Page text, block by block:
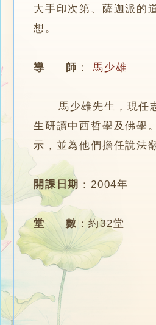
大手印次第、薩迦派的
想。
導 師 ： 馬少雄
馬少雄先生，現任志
生研讀中西哲學及佛學
示，並為他們擔任說法
開課日期 ：2004年
堂 數 ：約32堂